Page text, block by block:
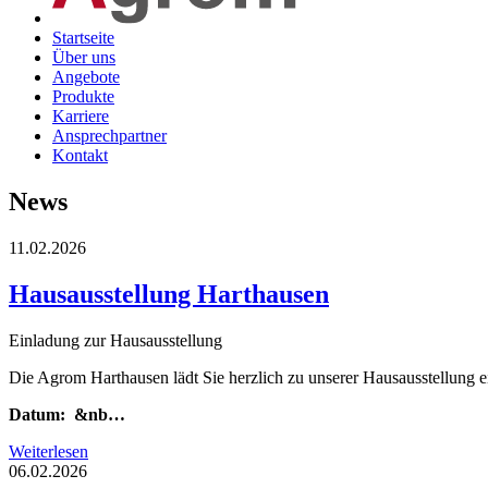
Startseite
Über uns
Angebote
Produkte
Karriere
Ansprechpartner
Kontakt
News
11.02.2026
Hausausstellung Harthausen
Einladung zur Hausausstellung
Die Agrom Harthausen lädt Sie herzlich zu unserer Hausausstellung
Datum: &nb…
Weiterlesen
06.02.2026